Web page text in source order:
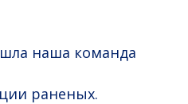
наша команда
раненых.